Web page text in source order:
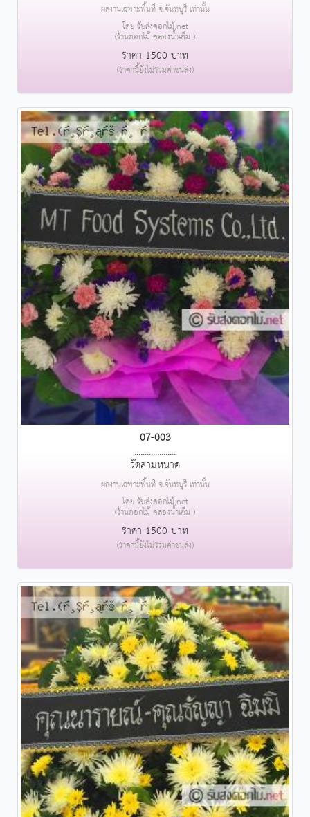
ผลงานเฉพาะพื้นที่ จ.จันทบุรี เท่านั้น
โดย รับส่งดอกไม้.net
(ร้านดอกไม้ คลองน้ำเค็ม )
ราคา 1500 บาท
(ราคานี้ยังไม่รวมค่าขนส่ง)
07-003
....................
วัดสามหนาด
ผลงานเฉพาะพื้นที่ จ.จันทบุรี เท่านั้น
โดย รับส่งดอกไม้.net
(ร้านดอกไม้ คลองน้ำเค็ม )
ราคา 1500 บาท
(ราคานี้ยังไม่รวมค่าขนส่ง)